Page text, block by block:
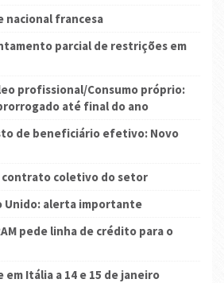
nacional francesa
parcial de restrições em
profissional/Consumo próprio:
até final do ano
de beneficiário efetivo: Novo
contrato coletivo do setor
Unido: alerta importante
pede linha de crédito para o
em Itália a 14 e 15 de janeiro